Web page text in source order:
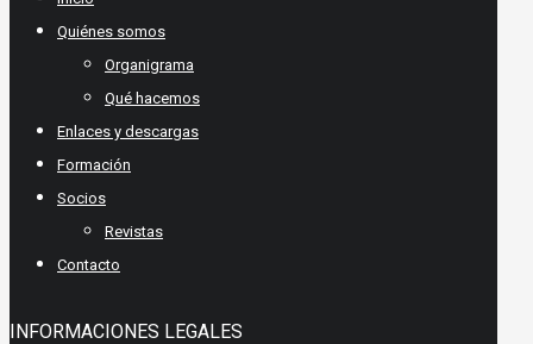
Quiénes somos
Organigrama
Qué hacemos
Enlaces y descargas
Formación
Socios
Revistas
Contacto
INFORMACIONES LEGALES